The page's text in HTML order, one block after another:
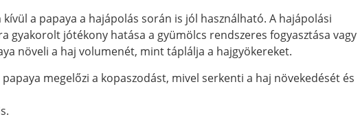
a papaya a hajápolás során is jól használható. A hajápolási
gyakorolt jótékony hatása a gyümölcs rendszeres fogyasztása vagy
növeli a haj volumenét, mint táplálja a hajgyökereket.
megelőzi a kopaszodást, mivel serkenti a haj növekedését és